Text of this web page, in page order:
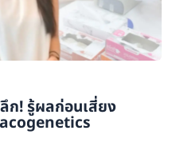
ก! รู้ผลก่อนเสี่ยง